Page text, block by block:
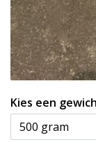
Kies een